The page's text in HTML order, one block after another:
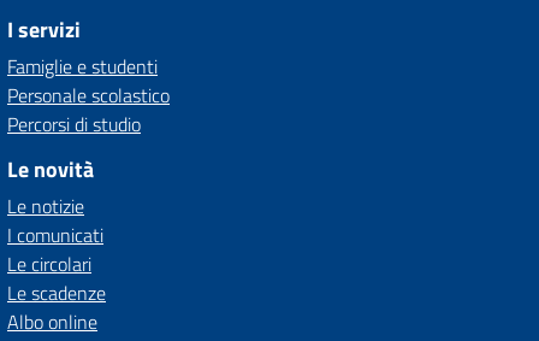
I servizi
Famiglie e studenti
Personale scolastico
Percorsi di studio
Le novità
Le notizie
I comunicati
Le circolari
Le scadenze
Albo online